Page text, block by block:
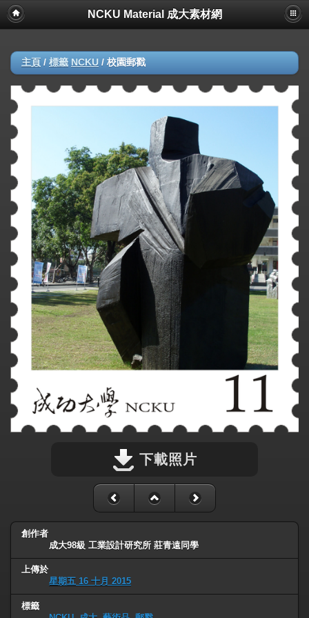
NCKU Material 成大素材網
主頁 / 標籤 NCKU / 校園郵戳
下載照片
創作者
成大98級 工業設計研究所 莊青遠同學
上傳於
星期五 16 十月 2015
標籤